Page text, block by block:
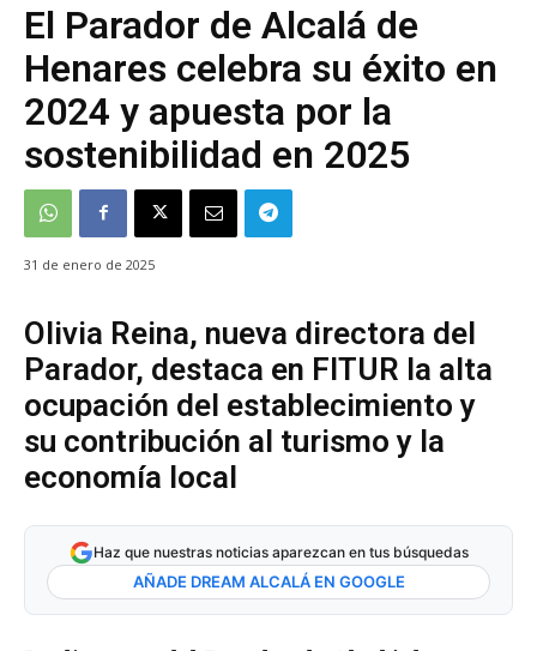
El Parador de Alcalá de
Henares celebra su éxito en
2024 y apuesta por la
sostenibilidad en 2025
31 de enero de 2025
Olivia Reina, nueva directora del
Parador, destaca en FITUR la alta
ocupación del establecimiento y
su contribución al turismo y la
economía local
Haz que nuestras noticias aparezcan en tus búsquedas
AÑADE DREAM ALCALÁ EN GOOGLE